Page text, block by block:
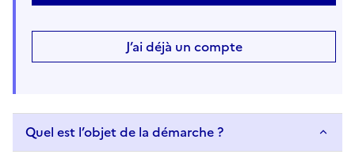
J’ai déjà un compte
Quel est l’objet de la démarche ?